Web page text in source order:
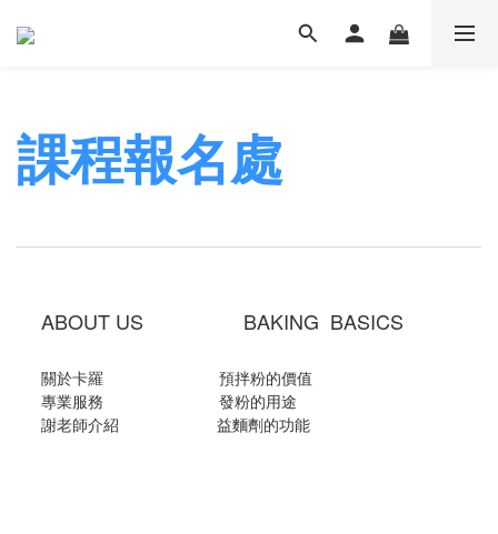
課程報名處
ABOUT US BAKING BASICS
關於卡羅
預拌粉的價值
專業服務
發粉的用途
謝老師介紹
益麵劑的功能